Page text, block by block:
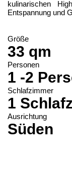
kulinarischen
Entspannung und
Größe
33 qm
Personen
1 -2
Schlafzimmer
1
Ausrichtung
Süden